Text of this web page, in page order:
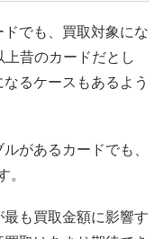
でも、買取対象にな
昔のカードだとし
るケースもあるよう
があるカードでも、
も買取金額に影響す